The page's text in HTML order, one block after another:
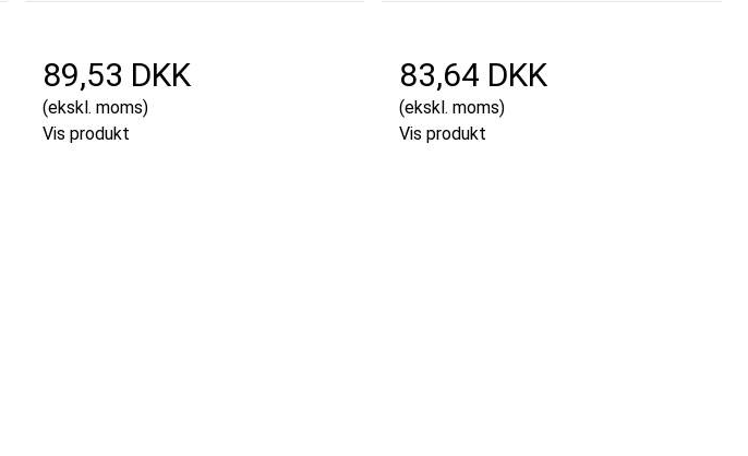
89,53 DKK
(ekskl. moms)
Vis produkt
83,64 DKK
(ekskl. moms)
Vis produkt